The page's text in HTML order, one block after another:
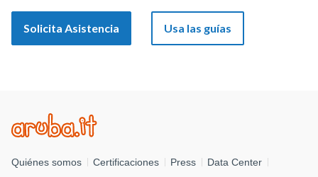
Solicita Asistencia Usa las guías
Quiénes somos Certificaciones Press
Data Center